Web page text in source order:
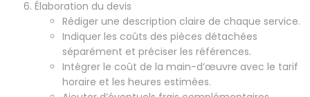
Élaboration du devis
Rédiger une description claire de chaque service.
Indiquer les coûts des pièces détachées
séparément et préciser les références.
Intégrer le coût de la main-d’œuvre avec le tarif
horaire et les heures estimées.